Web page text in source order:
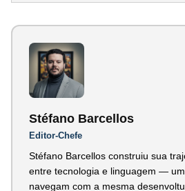
Stéfano Barcellos
Editor-Chefe
Stéfano Barcellos construiu sua
entre tecnologia e linguagem —
navegam com a mesma